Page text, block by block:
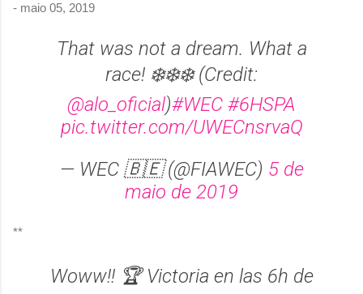
- maio 05, 2019
That was not a dream. What a
race! ❄️❄️❄️ (Credit:
@alo_oficial)#WEC #6HSPA
pic.twitter.com/UWECnsrvaQ
— WEC 🇧🇪 (@FIAWEC) 5 de
maio de 2019
**
Woww!! 🏆 Victoria en las 6h de